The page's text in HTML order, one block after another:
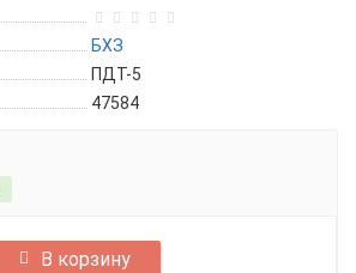
БХЗ
ПДТ-5
47584
В корзину